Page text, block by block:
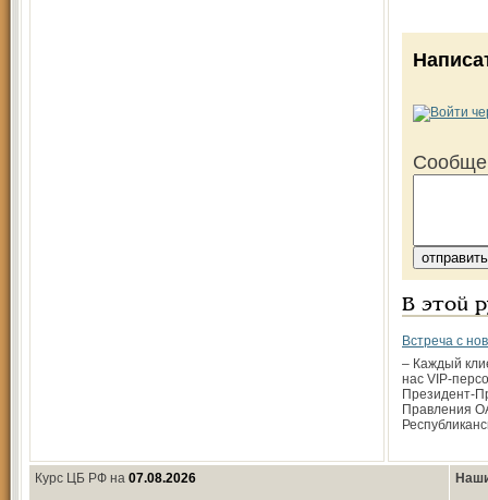
В этой
Встреча с
– Каждый
нас VIP-
Президент-
Правления
Курс ЦБ РФ на 07.08.2026